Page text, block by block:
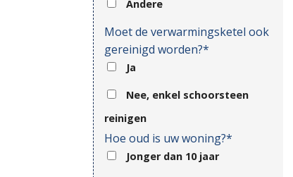
Andere
Moet de verwarmingsketel ook
gereinigd worden?*
Ja
Nee, enkel schoorsteen
reinigen
Hoe oud is uw woning?*
Jonger dan 10 jaar